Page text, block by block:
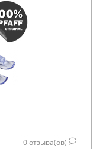
0отзыва(ов)